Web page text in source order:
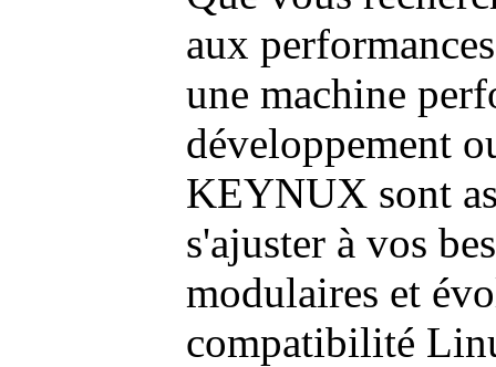
aux
une machine
développement
KEYNUX sont
s'ajuster à vos
modulaires et
compatibilité